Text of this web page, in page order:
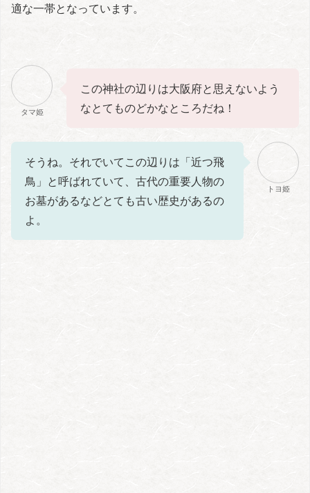
適な一帯となっています。
タマ姫
この神社の辺りは大阪府と思えないよう
なとてものどかなところだね！
そうね。それでいてこの辺りは「近つ飛
鳥」と呼ばれていて、古代の重要人物の
お墓があるなどとても古い歴史があるの
よ。
トヨ姫